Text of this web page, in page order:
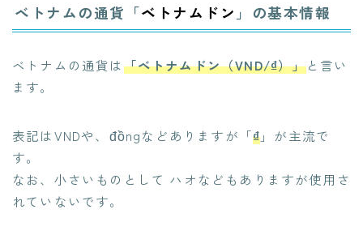
ベトナムの通貨「ベトナムドン 」の基本情報
ベトナムの通貨は「ベトナムドン（VND/₫）」と言い
ます。
表記はVNDや、đồngなどありますが「₫」が主流で
す。
なお、小さいものとして ハオなどもありますが使用さ
れていないです。